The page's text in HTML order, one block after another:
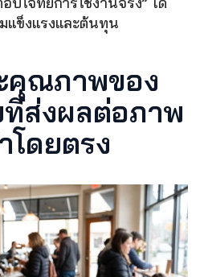
แข็งแรงและต้นทุน
คุณภาพของ
ส่งผลต่อภาพ
ดยตรง